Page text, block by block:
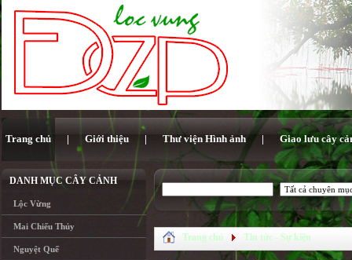
Trang chủ | Giới thiệu | Thư viện Hình ảnh | Giao lưu cây
DANH MỤC CÂY CẢNH
Lộc Vừng
Mai Chiếu Thủy
Nguyệt Quế
Trang chủ Tin tức - Sự kiện